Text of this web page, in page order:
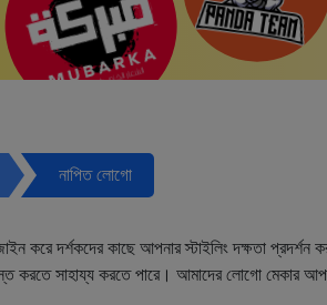
নাপিত লোগো
করে দর্শকদের কাছে আপনার স্টাইলিং দক্ষতা
করতে সাহায্য করতে পারে। আমাদের লোগো মেকার